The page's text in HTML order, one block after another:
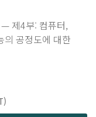
제4부: 컴퓨터,
의 공정도에 대한